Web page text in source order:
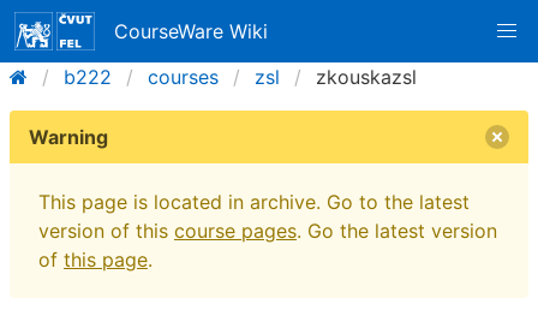
CourseWare Wiki
b222
courses zsl zkouskazsl
Warning
This page is located in archive. Go to the latest
version of this course pages. Go the latest version
of this page.